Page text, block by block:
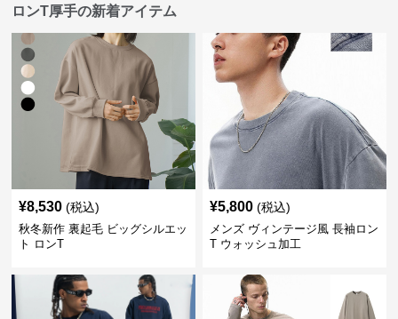
ロンT厚手の新着アイテム
¥8,530 (税込)
秋冬新作 裏起毛 ビッグシルエッ
ト ロンT
¥5,800 (税込)
メンズ ヴィンテージ風 長袖ロン
T ウォッシュ加工